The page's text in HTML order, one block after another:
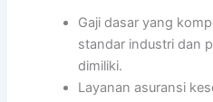
Gaji dasar yang
standar industri dan
dimiliki.
Layanan asuransi